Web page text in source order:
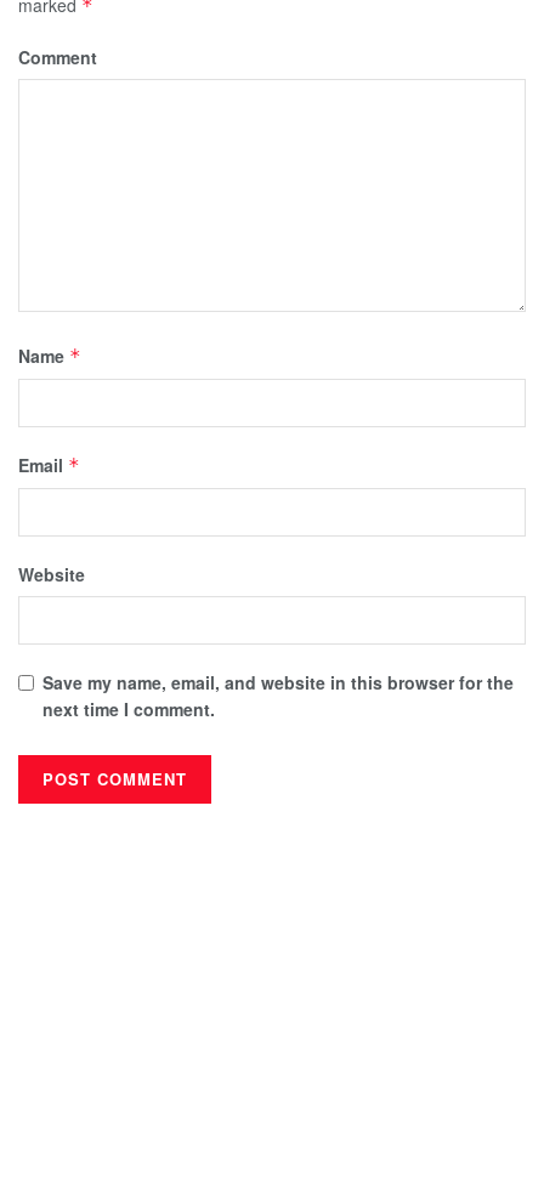
marked *
Comment
Name *
Email *
Website
Save my name, email, and website in this browser for the
next time I comment.